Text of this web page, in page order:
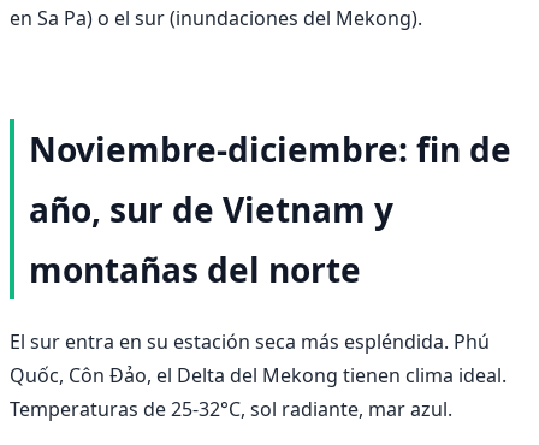
en Sa Pa) o el sur (inundaciones del Mekong).
Noviembre-diciembre: fin de
año, sur de Vietnam y
montañas del norte
El sur entra en su estación seca más espléndida. Phú
Quốc, Côn Đảo, el Delta del Mekong tienen clima ideal.
Temperaturas de 25-32°C, sol radiante, mar azul.